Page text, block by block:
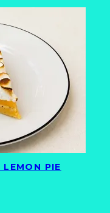
PIE